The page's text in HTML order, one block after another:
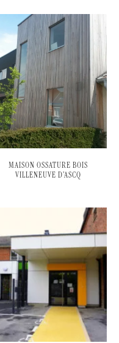
MAISON OSSATURE BOIS
VILLENEUVE D’ASCQ